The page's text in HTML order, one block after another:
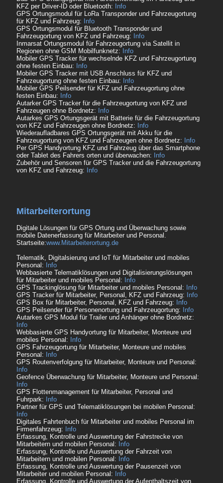
KFZ per Driver-ID oder Bluetooth:
Info
GPS Ortungsmodul für LoRa Transponder und Fahrzeugortung
für KFZ und Fahrzeug:
Info
GPS Ortungsmodul für Bluetooth Transponder und
Fahrzeugortung von KFZ und Fahrzeug:
Info
Inmarsat Ortungsmodul für Fahrzeugortung via Satellit in
Regionen ohne GSM Mobilfunknetz:
Info
Mobiler GPS Tracker für wechselnde KFZ und Fahrzeugortung
ohne festen Einbau:
Info
Mobiler GPS Tracker mit USB Anschluss für KFZ und
Fahrzeugortung ohne festen Einbau:
Info
Mobiler GPS Peilsender für KFZ und Fahrzeugortung ohne
festen Einbau:
Info
Autarker GPS Tracker für die Fahrzeugortung von KFZ und
Fahrzeugen ohne Bordnetz:
Info
Autarkes GPS Ortungsgerät mit Batterie für die Fahrzeugortung
von KFZ und Fahrzeugen ohne Bordnetz:
Info
Wiederaufladbares GPS Ortungsgerät mit Akku für die
Fahrzeugortung von KFZ und Fahrzeugen ohne Bordnetz:
Info
Per GPS Handyortung KFZ und Fahrzeug über das Smartphone
oder Tablet des Fahrers orten und überwachen:
Info
Zubehör und Sensoren für GPS Tracker und die Fahrzeugortung
von KFZ und Fahrzeug:
Info
Mitarbeiterortung
Digitale Lösungen für GPS Ortung und Überwachung sowie
mobile Datenerfassung für Mitarbeiter und Personal.
Startseite:www.Mitarbeiterortung.de
Telematik, Digitalsierung und IoT für Mitarbeiter und mobiles
Personal: Info
Webbasierte Telematiklösungen und Digitalisierungslösungen
für Mitarbeiter und mobiles Personal: Info
GPS Trackinglösung für Mitarbeiter und mobiles Personal: Info
GPS Tracker für Mitarbeiter, Personal, KFZ und Fahrzeug: Info
GPS Box für Mitarbeiter, Personal, KFZ und Fahrzeug: Info
GPS Peilsender für Personenortung und Fahrzeugortung: Info
Autarkes GPS Modul für Trailer und Anhänger ohne Bordnetz:
Info
Webbasierte GPS Handyortung für Mitarbeiter, Monteure und
mobiles Personal: Info
GPS Fahrzeugortung für Mitarbeiter, Monteure und mobiles
Personal: Info
GPS Routenverfolgung für Mitarbeiter, Monteure und Personal:
Info
Geofence Überwachung für Mitarbeiter, Monteure und Personal:
Info
GPS Flottenmanagement für Mitarbeiter, Personal und
Fuhrpark: Info
Partner für GPS und Telematiklösungen bei mobilen Personal:
Info
Digitales Fahrtenbuch für Mitarbeiter und mobiles Personal im
Firmenfahrzeug: Info
Erfassung, Kontrolle und Auswertung der Fahrstrecke von
Mitarbeitern und mobilen Personal: Info
Erfassung, Kontrolle und Auswertung der Fahrzeit von
Mitarbeitern und mobilen Personal: Info
Erfassung, Kontrolle und Auswertung der Pausenzeit von
Mitarbeiter und mobilen Personal: Info
Erfassung, Kontrolle und Auswertung der Aufenthaltszeit von